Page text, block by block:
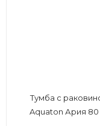
Тумба с
Aquaton Ария